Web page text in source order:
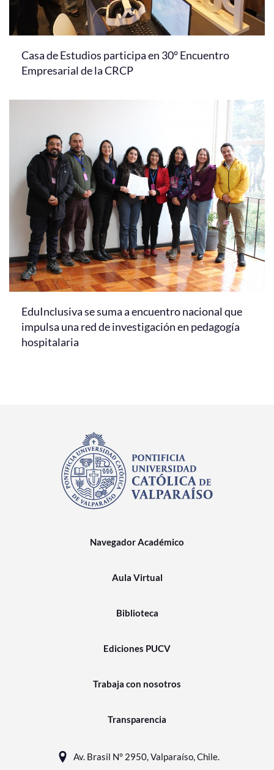
Casa de Estudios participa en 30° Encuentro
Empresarial de la CRCP
EduInclusiva se suma a encuentro nacional que
impulsa una red de investigación en pedagogía
hospitalaria
Navegador Académico
Aula Virtual
Biblioteca
Ediciones PUCV
Trabaja con nosotros
Transparencia
Av. Brasil N° 2950, Valparaíso, Chile.